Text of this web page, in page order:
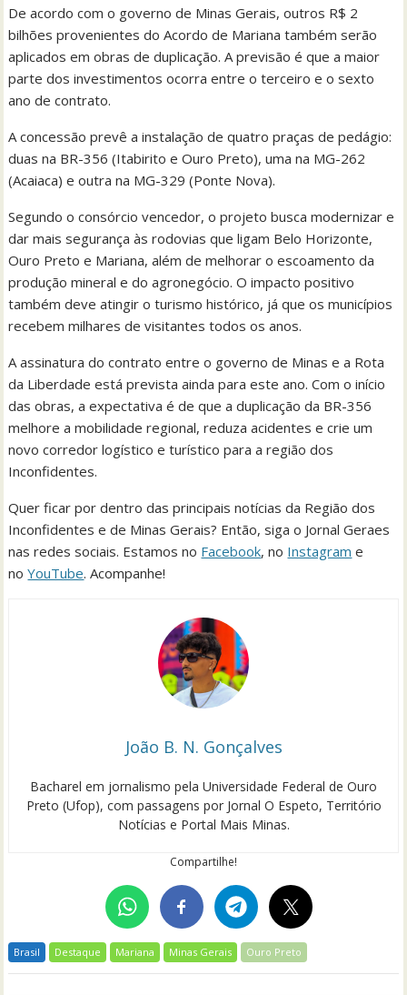
De acordo com o governo de Minas Gerais, outros R$ 2
bilhões provenientes do Acordo de Mariana também serão
aplicados em obras de duplicação. A previsão é que a maior
parte dos investimentos ocorra entre o terceiro e o sexto
ano de contrato.
A concessão prevê a instalação de quatro praças de pedágio:
duas na BR-356 (Itabirito e Ouro Preto), uma na MG-262
(Acaiaca) e outra na MG-329 (Ponte Nova).
Segundo o consórcio vencedor, o projeto busca modernizar e
dar mais segurança às rodovias que ligam Belo Horizonte,
Ouro Preto e Mariana, além de melhorar o escoamento da
produção mineral e do agronegócio. O impacto positivo
também deve atingir o turismo histórico, já que os municípios
recebem milhares de visitantes todos os anos.
A assinatura do contrato entre o governo de Minas e a Rota
da Liberdade está prevista ainda para este ano. Com o início
das obras, a expectativa é de que a duplicação da BR-356
melhore a mobilidade regional, reduza acidentes e crie um
novo corredor logístico e turístico para a região dos
Inconfidentes.
Quer ficar por dentro das principais notícias da Região dos
Inconfidentes e de Minas Gerais? Então, siga o Jornal Geraes
nas redes sociais. Estamos no Facebook, no Instagram e
noYouTube. Acompanhe!
João B. N. Gonçalves
Bacharel em jornalismo pela Universidade Federal de Ouro
Preto (Ufop), com passagens por Jornal O Espeto, Território
Notícias e Portal Mais Minas.
Compartilhe!
Brasil Destaque Mariana Minas Gerais Ouro Preto